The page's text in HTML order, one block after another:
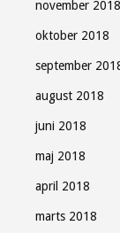
november 2018
oktober 2018
september
august 2018
juni 2018
maj 2018
april 2018
marts 2018